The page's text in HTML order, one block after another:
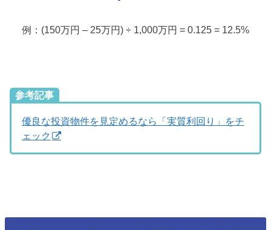
例：(150万円 – 25万円) ÷ 1,000万円 = 0.125 = 12.5%
参考記事
優良な投資物件を見定めるなら「実質利回り」をチ
ェック